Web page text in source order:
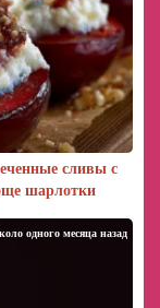
сливы с
шарлотки
одного месяца назад